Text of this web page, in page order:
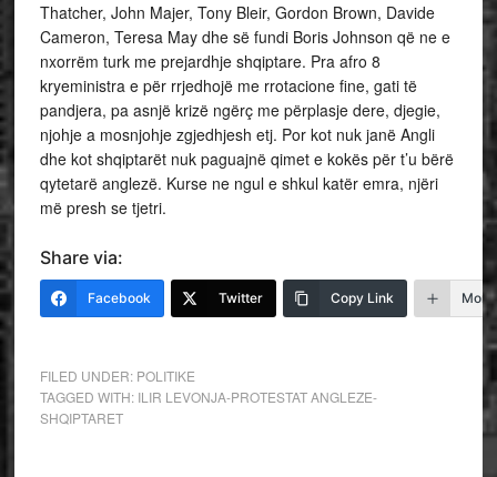
Thatcher, John Majer, Tony Bleir, Gordon Brown, Davide
Cameron, Teresa May dhe së fundi Boris Johnson që ne e
nxorrëm turk me prejardhje shqiptare. Pra afro 8
kryeministra e për rrjedhojë me rrotacione fine, gati të
pandjera, pa asnjë krizë ngërç me përplasje dere, djegie,
njohje a mosnjohje zgjedhjesh etj. Por kot nuk janë Angli
dhe kot shqiptarët nuk paguajnë qimet e kokës për t’u bërë
qytetarë anglezë. Kurse ne ngul e shkul katër emra, njëri
më presh se tjetri.
Share via:
Facebook Twitter Copy Link More
FILED UNDER: POLITIKE
TAGGED WITH: ILIR LEVONJA-PROTESTAT ANGLEZE-
SHQIPTARET